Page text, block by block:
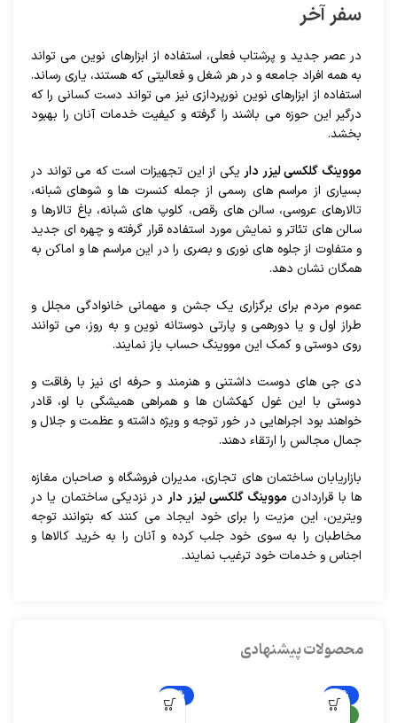
سفر آخر
در عصر جدید و پرشتاب فعلی، استفاده از ابزارهای نوین می تواند
به همه افراد جامعه و در هر شغل و فعالیتی که هستند، یاری رساند.
استفاده از ابزارهای نوین نورپردازی نیز می تواند دست کسانی را که
درگیر این حوزه می باشند را گرفته و کیفیت خدمات آنان را بهبود
بخشد.
مووینگ گلکسی لیزر دار یکی از این تجهیزات است که می تواند در
بسیاری از مراسم های رسمی از جمله کنسرت ها و شوهای شبانه،
تالارهای عروسی، سالن های رقص، کلوپ های شبانه، باغ تالارها و
سالن های تئاتر و نمایش مورد استفاده قرار گرفته و چهره ای جدید
و متفاوت از جلوه های نوری و بصری را در این مراسم ها و اماکن به
همگان نشان دهد.
عموم مردم برای برگزاری یک جشن و مهمانی خانوادگی مجلل و
طراز اول و یا دورهمی و پارتی دوستانه نوین و به روز، می توانند
روی دوستی و کمک این مووینگ حساب باز نمایند.
دی جی های دوست داشتنی و هنرمند و حرفه ای نیز با رفاقت و
دوستی با این غول کهکشان ها و همراهی همیشگی با او، قادر
خواهند بود اجراهایی در خور توجه و ویژه داشته و عظمت و جلال و
جمال مجالس را ارتقاء دهند.
بازاریابان ساختمان های تجاری، مدیران فروشگاه و صاحبان مغازه
ها با قراردادن مووینگ گلکسی لیزر دار در نزدیکی ساختمان یا در
ویترین، این مزیت را برای خود ایجاد می کنند که بتوانند توجه
مخاطبان را به سوی خود جلب کرده و آنان را به خرید کالاها و
اجناس و خدمات خود ترغیب نمایند.
محصولات پیشنهادی
-9%
جدید
-5%